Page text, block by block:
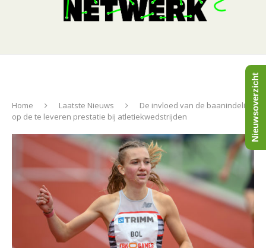
Home Laatste Nieuws
De invloed van de baanindeling
op de te leveren prestatie bij atletiekwedstrijden
Nieuwsoverzicht